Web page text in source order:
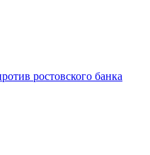
ростовского банка